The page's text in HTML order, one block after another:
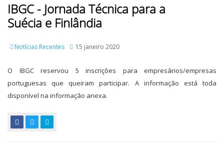
IBGC - Jornada Técnica para a
Suécia e Finlândia
Notícias Recentes 15 janeiro 2020
O IBGC reservou 5 inscrições para empresários/empresas
portuguesas que queiram participar. A informação está toda
disponível na informação anexa.